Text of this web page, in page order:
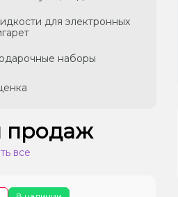
для электронных
наборы
для электронных
наборы
продаж
все